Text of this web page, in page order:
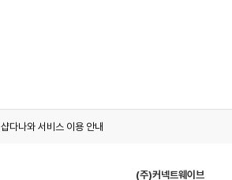
샵다나와 서비스 이용 안내
(주)커넥트웨이브